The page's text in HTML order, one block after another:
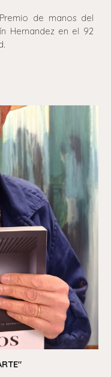
de manos del
Hernandez en el 92